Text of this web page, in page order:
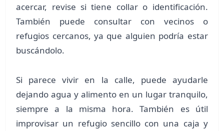
acercar, revise si tiene collar o identificación.
También puede consultar con vecinos o
refugios cercanos, ya que alguien podría estar
buscándolo.
Si parece vivir en la calle, puede ayudarle
dejando agua y alimento en un lugar tranquilo,
siempre a la misma hora. También es útil
improvisar un refugio sencillo con una caja y